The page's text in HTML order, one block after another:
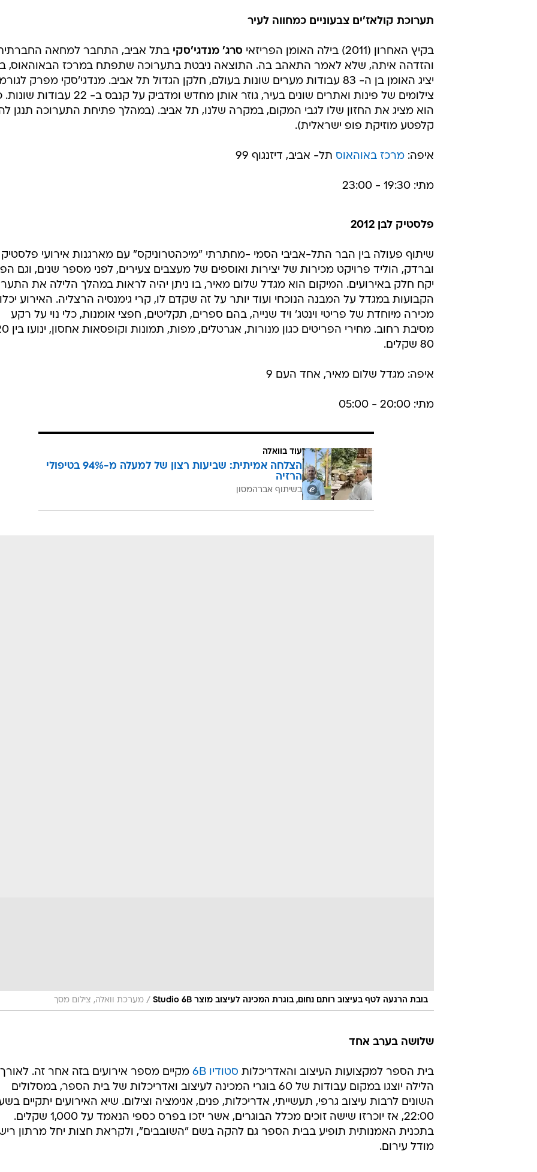
תערוכת קולאז'ים צבעוניים כמחווה לעיר
בקיץ האחרון (2011) בילה האומן הפריזאי סרג' מנדגי'סקי בתל אביב, התחבר למחאה
והזדהה איתה, שלא לאמר התאהב בה. התוצאה ניבטת בתערוכה שתפתח במרכז הבאוהאוס,
יציג האומן בן ה- 83 עבודות מערים שונות בעולם, חלקן הגדול תל אביב. מנדגי'סקי מפרק
צילומים של פינות ואתרים שונים בעיר, גוזר אותן מחדש ומדביק על קנבס ב- 22
הוא מציג את החזון שלו לגבי המקום, במקרה שלנו, תל אביב. (במהלך פתיחת התערוכה תנגן
קלפטע מוזיקת פופ ישראלית).
איפה: מרכז באוהאוס תל- אביב, דיזנגוף 99
מתי: 19:30 - 23:00
פלסטיק לבן 2012
שיתוף פעולה בין הבר התל-אביבי הסמי -מחתרתי "מיכהטרוניקס" עם מארגנות אירועי
וברדק, הוליד פרויקט מכירות של יצירות ואוספים של מעצבים צעירים, לפני מספר שנים, וגם
יקח חלק באירועים. המיקום הוא מגדל שלום מאיר, בו ניתן יהיה לראות במהלך הלילה את
הקבועות במגדל על המבנה הנוכחי ועוד יותר על זה שקדם לו, קרי גימנסיה הרצליה. האירוע
מכירה מיוחדת של פריטי וינטג' ויד שנייה, בהם ספרים, תקליטים, חפצי אומנות, כלי נוי על רקע
80 שקלים.
איפה: מגדל שלום מאיר, אחד העם 9
מתי: 20:00 - 05:00
עוד בוואלה
הצלחה אמיתית: שביעות רצון של למעלה מ-94% בטיפולי
הרזיה
בשיתוף אברהמסון
בובת הרגעה לטף בעיצוב רותם נחום, בוגרת המכינה לעיצוב מוצר Studio 6B / מערכת וואלה, צילום מסך
שלושה בערב אחד
בית הספר למקצועות העיצוב והאדריכלות סטודיו 6B
מקיים מספר אירועים בזה אחר זה.
הלילה יוצגו במקום עבודות של 60 בוגרי המכינה לעיצוב ואדריכלות של בית הספר, במסלולים
השונים לרבות עיצוב גרפי, תעשייתי, אדריכלות, פנים, אנימציה וצילום. שיא האירועים יתקיים
22:00, אז יוכרזו שישה זוכים מכלל הבוגרים, אשר יזכו בפרס כספי הנאמד על 1,000 שקלים.
בתכנית האמנותית תופיע בבית הספר גם להקה בשם "השובבים", ולקראת חצות יחל מרתון
מודל עירום.